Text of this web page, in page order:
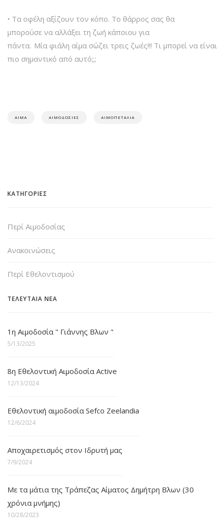
• Τα οφέλη αξίζουν τον κόπο. Το θάρρος σας θα
μπορούσε να αλλάξει τη ζωή κάποιου για
πάντα. Μία φιάλη αίμα σώζει τρεις ζωές!!! Τι μπορεί να είναι
πιο σημαντικό από αυτό;;;
ΑΊΜΑ ΑΙΜΟΔΟΣΊΕΣ ΑΙΜΟΠΕΤΆΛΙΑ
ΚΑΤΗΓΟΡΙΕΣ
Περί Αιμοδοσίας
Ανακοινώσεις
Περί Εθελοντισμού
ΤΕΛΕΥΤΑΙΑ ΝΕΑ
1η Αιμοδοσία " Γιάννης Βλων "
5/13/2025
8η Εθελοντική Αιμοδοσία Active
12/13/2024
Εθελοντική αιμοδοσία Sefco Zeelandia
12/6/2024
Αποχαιρετισμός στον Ιδρυτή μας
7/9/2024
Με τα μάτια της Τράπεζας Αίματος Δημήτρη Βλων (30
χρόνια μνήμης)
10/28/2023